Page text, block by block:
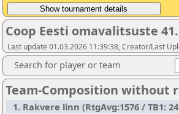
Coop Eesti omavalitsuste
Last update 01.03.2026 11:39:38, Creator/Last
Search for player or team
Team-Composition without
1. Rakvere linn (RtgAvg:1576 / TB1: